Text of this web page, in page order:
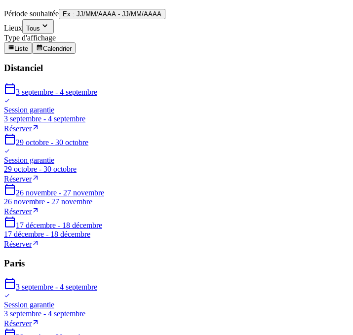
Période souhaitée Ex : JJ/MM/AAAA - JJ/MM/AAAA
Lieux Tous
Type d'affichage
Liste Calendrier
Distanciel
3 septembre - 4 septembre
Session garantie
3 septembre - 4 septembre
Réserver
29 octobre - 30 octobre
Session garantie
29 octobre - 30 octobre
Réserver
26 novembre - 27 novembre
26 novembre - 27 novembre
Réserver
17 décembre - 18 décembre
17 décembre - 18 décembre
Réserver
Paris
3 septembre - 4 septembre
Session garantie
3 septembre - 4 septembre
Réserver